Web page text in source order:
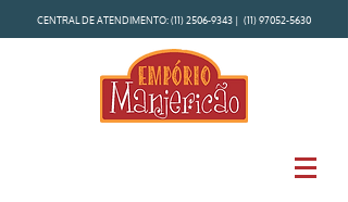
CENTRAL DE ATENDIMENTO:(11) 2506-9343 | (11) 97052-5630